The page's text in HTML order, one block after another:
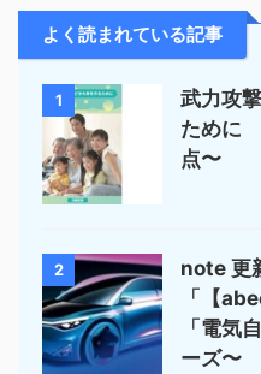
よく読まれている記事
1
武力攻
ために
点〜
2
note 更
「【
「電気
ーズ〜